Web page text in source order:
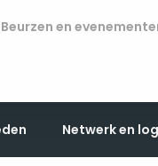
Beurzen en
Netwerk en